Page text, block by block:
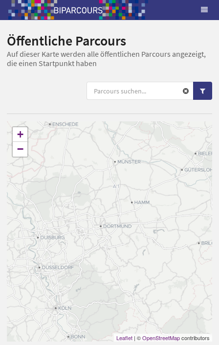
Öffentliche Parcours
Auf dieser Karte werden alle öffentlichen Parcours angezeigt,
die einen Startpunkt haben
+
−
Leaflet | ©OpenStreetMapcontributors